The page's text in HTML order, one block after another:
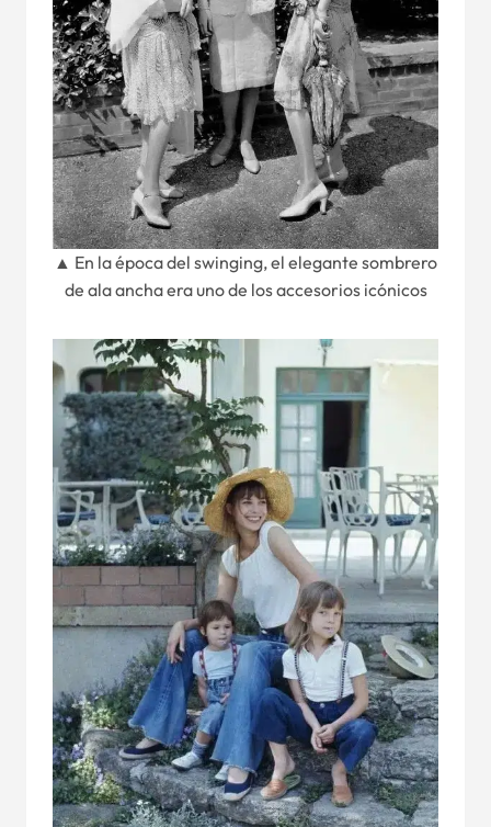
▲ En la época del swinging, el elegante sombrero
de ala ancha era uno de los accesorios icónicos